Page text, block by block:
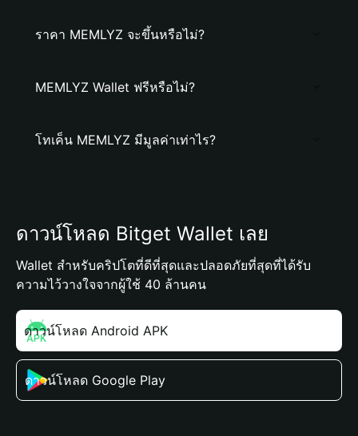
ราคา MEMLYZ จะขึ้นหรือไม่?
MEMLYZ Wallet ฟรีหรือไม่?
โทเค็น MEMLYZ มีมูลค่าเท่าไร?
ดาวน์โหลด Bitget Wallet เลย
Wallet สำหรับคริปโตที่ดีที่สุดและปลอดภัยที่สุดที่ได้รับ
ความไว้วางใจจากผู้ใช้ 40 ล้านคน
ดาวน์โหลด Android APK
ดาวน์โหลด Google Play